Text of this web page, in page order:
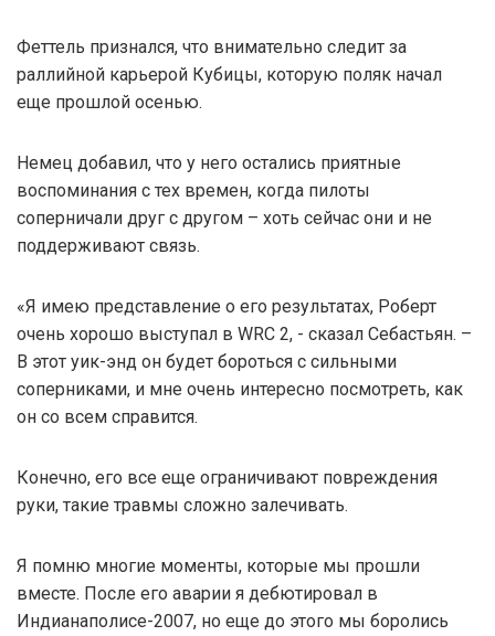
Феттель признался, что внимательно следит за
раллийной карьерой Кубицы, которую поляк начал
еще прошлой осенью.
Немец добавил, что у него остались приятные
воспоминания с тех времен, когда пилоты
соперничали друг с другом – хоть сейчас они и не
поддерживают связь.
«Я имею представление о его результатах, Роберт
очень хорошо выступал в WRC 2, - сказал Себастьян. –
В этот уик-энд он будет бороться с сильными
соперниками, и мне очень интересно посмотреть, как
он со всем справится.
Конечно, его все еще ограничивают повреждения
руки, такие травмы сложно залечивать.
Я помню многие моменты, которые мы прошли
вместе. После его аварии я дебютировал в
Индианаполисе-2007, но еще до этого мы боролись